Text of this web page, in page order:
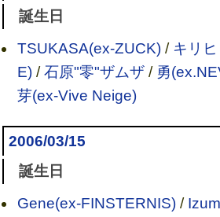
誕生日
TSUKASA(ex-ZUCK)/ キリヒ
E)/石原"零"ザムザ/ 勇
芽(ex-Vive Neige)
2006/03/15
誕生日
Gene(ex-FINSTERNIS)/